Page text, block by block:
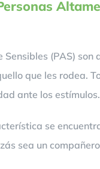
(PAS)
que les rodea.
ante los estímulos.
se
sea un